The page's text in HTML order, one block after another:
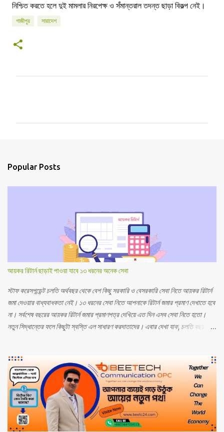
নিশ্চিত করতে হলে দুই মামলার নিরপেক্ষ ও সমান্তরাল তদন্ত ছাড়া বিকল্প নেই।
গাজীপুর সারাদেশ
Popular Posts
আয়কর রিটার্ন ছাড়াই পাওয়া যাবে ১৩ ধরনের অনেক সেবা
স্টাফ করেসপন্ডেন্ট চলতি অর্থবছর থেকে বেশ কিছু সরকারি ও বেসরকারি সেবা নিতে আয়কর রিটার্ন
জমা দেওয়ার বাধ্যবাধকতা নেই। ১৩ ধরনের সেবা নিতে আপনাকে রিটার্ন জমার প্রমাণ দেখাতে হবে
না। সর্বশেষ বছরের আয়কর রিটার্ন জমার প্রমাণপত্র দেখিয়ে এত দিন এসব সেবা নিতে হতো।
নতুন সিদ্ধান্তের ফলে কিছুটা স্বস্তি এল সাধারণ করদাতাদের। এবার দেখা যাক, চলতি বছর
বেশ কাজে লাগে। ১০ লাখ টাকা পর্যন্ত সঞ্চয়পত্র কিনতে রিটার্ন জমার প্রমাণপত্র লাগবে না। ১০
লাখ টাকা পর্যন্ত মেয়াদি আমানত খোলা ও বহাল রাখায় এই সুবিধা দেওয়া হয়। এর মানে, ১০ লাখ
টাকা পর্যন্ত কেউ যদি এফডিআর করেন, তাহলেও রিটার্ন জমার প্রমাণপত্র দেখাতে হবে না ব্যাংক
কর্মকর্তাকে। যেকোনো ধরনের ক্রেডিট কার্ড নেওয়া ও নবায়নের সময় এত দিন আপনাকে রিটার্ন
জমার প্রমাণপত্র লাগত। চলতি অর্থবছর থেকে ক্রেডিট কার্ড নেওয়া বা নবায়নে এই বাধ্যবাধকতা
নেই। সিটি করপোরেশন বা পৌরসভা এলাকায় নতুন ট্রেড লাইসেন্স গ্রহণ। সমবায় সমিতির নিবন...